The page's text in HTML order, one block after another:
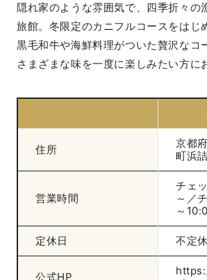
隠れ家のような雰囲気で、四季折々の
旅館。冬限定のカニフルコースをはじ
黒毛和牛や海鮮料理がついた贅沢なコ
さまざまな味を一度に楽しみたい方に
住所
京都
町浜
営業時間
チェ
～／
～
定休日 不定休
公式HP